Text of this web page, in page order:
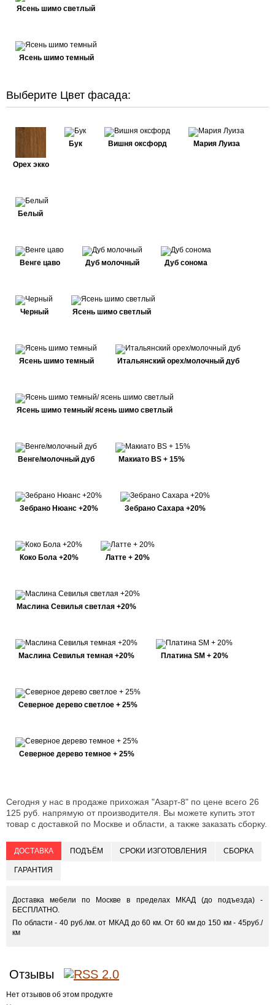
Ясень шимо светлый
Ясень шимо темный
Выберите Цвет фасада:
Орех экко
Бук Вишня оксфорд Мария Луиза
Белый
Венге цаво Дуб молочный Дуб сонома
Черный Ясень шимо светлый
Ясень шимо темный Итальянский орех/молочный дуб
Ясень шимо темный/ ясень шимо светлый
Венге/молочный дуб Макиато BS + 15%
Зебрано Нюанс +20% Зебрано Сахара +20%
Коко Бола +20% Латте + 20%
Маслина Севилья светлая +20%
Маслина Севилья темная +20% Платина SM + 20%
Северное дерево светлое + 25%
Северное дерево темное + 25%
Сегодня у нас в продаже прихожая "Азарт-8" по цене всего 26
125 руб. напрямую от производителя. Вы можете купить этот
товар с доставкой по Москве и области, а также заказать сборку.
ДОСТАВКА ПОДЪЁМ СРОКИ ИЗГОТОВЛЕНИЯ СБОРКА
ГАРАНТИЯ
Доставка мебели по Москве в пределах МКАД (до подъезда) -
БЕСПЛАТНО.
По области - 40 руб./км. от МКАД до 60 км. От 60 км до 150 км - 45руб./
км
Отзывы
Нет отзывов об этом продукте